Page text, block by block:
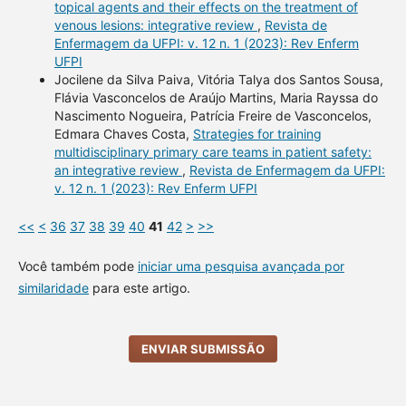
topical agents and their effects on the treatment of
venous lesions: integrative review , Revista de
Enfermagem da UFPI: v. 12 n. 1 (2023): Rev Enferm
UFPI
Jocilene da Silva Paiva, Vitória Talya dos Santos Sousa,
Flávia Vasconcelos de Araújo Martins, Maria Rayssa do
Nascimento Nogueira, Patrícia Freire de Vasconcelos,
Edmara Chaves Costa, Strategies for training
multidisciplinary primary care teams in patient safety:
an integrative review , Revista de Enfermagem da UFPI:
v. 12 n. 1 (2023): Rev Enferm UFPI
<< < 36 37 38 39 40 41 42 > >>
Você também pode iniciar uma pesquisa avançada por
similaridadepara este artigo.
ENVIAR SUBMISSÃO